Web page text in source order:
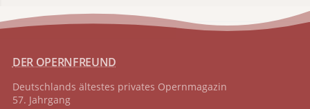
DER OPERNFREUND
Deutschlands ältestes privates Opernmagazin
57. Jahrgang